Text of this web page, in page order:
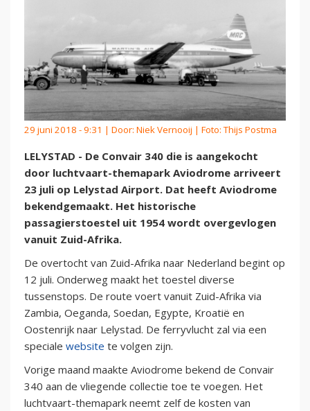
29 juni 2018 - 9:31 | Door: Niek Vernooij | Foto: Thijs Postma
LELYSTAD - De Convair 340 die is aangekocht
door luchtvaart-themapark Aviodrome arriveert
23 juli op Lelystad Airport. Dat heeft Aviodrome
bekendgemaakt. Het historische
passagierstoestel uit 1954 wordt overgevlogen
vanuit Zuid-Afrika.
De overtocht van Zuid-Afrika naar Nederland begint op
12 juli. Onderweg maakt het toestel diverse
tussenstops. De route voert vanuit Zuid-Afrika via
Zambia, Oeganda, Soedan, Egypte, Kroatië en
Oostenrijk naar Lelystad. De ferryvlucht zal via een
speciale website te volgen zijn.
Vorige maand maakte Aviodrome bekend de Convair
340 aan de vliegende collectie toe te voegen. Het
luchtvaart-themapark neemt zelf de kosten van